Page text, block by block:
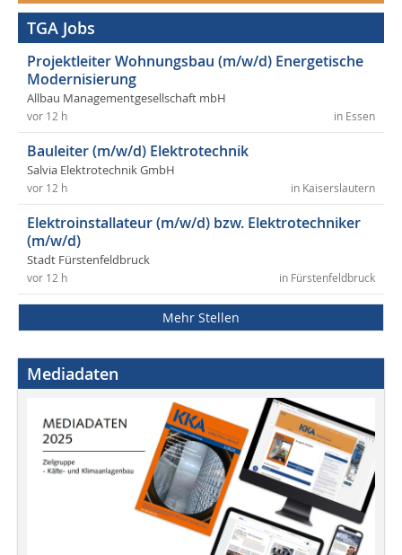
TGA Jobs
Projektleiter Wohnungsbau (m/w/d) Energetische
Modernisierung
Allbau Managementgesellschaft mbH
in Essen
vor 12 h
Bauleiter (m/w/d) Elektrotechnik
Salvia Elektrotechnik GmbH
in Kaiserslautern
vor 12 h
Elektroinstallateur (m/w/d) bzw. Elektrotechniker
(m/w/d)
Stadt Fürstenfeldbruck
in Fürstenfeldbruck
vor 12 h
Mehr Stellen
Mediadaten